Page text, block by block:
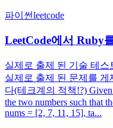
파이썬leetcode
LeetCode에서 Ruby
실제로 출제 된 기술 테
실제로 출제 된 문제를
다(테크계의 적책!?) Given
the two numbers such that
nums = [2, 7, 11, 15], ta...